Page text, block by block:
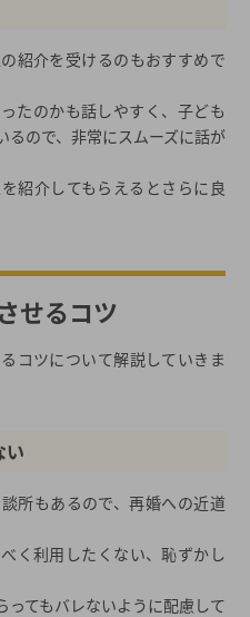
紹介を受けるのもおすすめで
たのかも話しやすく、子ども
るので、非常にスムーズに話が
紹介してもらえるとさらに良
せるコツ
コツについて解説していきま
い
所もあるので、再婚への近道
く利用したくない、恥ずかし
てもバレないように配慮して